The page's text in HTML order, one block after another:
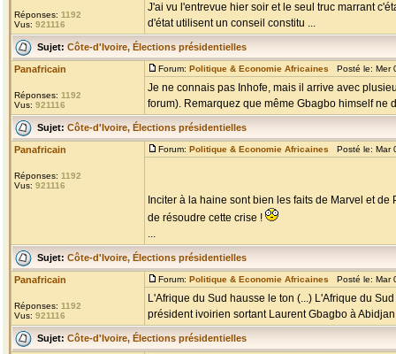
Réponses: 1192
Vus: 921116
J'ai vu l'entrevue hier soir et le seul truc marrant
d'état utilisent un conseil constitu ...
Sujet: Côte-d'Ivoire, Élections présidentielles
Panafricain
Réponses: 1192
Vus: 921116
Forum: Politique & Economie Africaines Posté le: Mer
Je ne connais pas Inhofe, mais il arrive avec
forum). Remarquez que même Gbagbo himself ne
Sujet: Côte-d'Ivoire, Élections présidentielles
Panafricain
Réponses: 1192
Vus: 921116
Forum: Politique & Economie Africaines Posté le: Mar
Inciter à la haine sont bien les faits de Marvel et
de résoudre cette crise !
...
Sujet: Côte-d'Ivoire, Élections présidentielles
Panafricain
Réponses: 1192
Vus: 921116
Forum: Politique & Economie Africaines Posté le: Mar
L'Afrique du Sud hausse le ton (...) L'Afrique du
président ivoirien sortant Laurent Gbagbo à Abidjan
Sujet: Côte-d'Ivoire, Élections présidentielles